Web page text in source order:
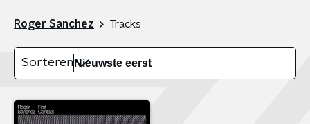
Roger Sanchez Tracks
Sorteren